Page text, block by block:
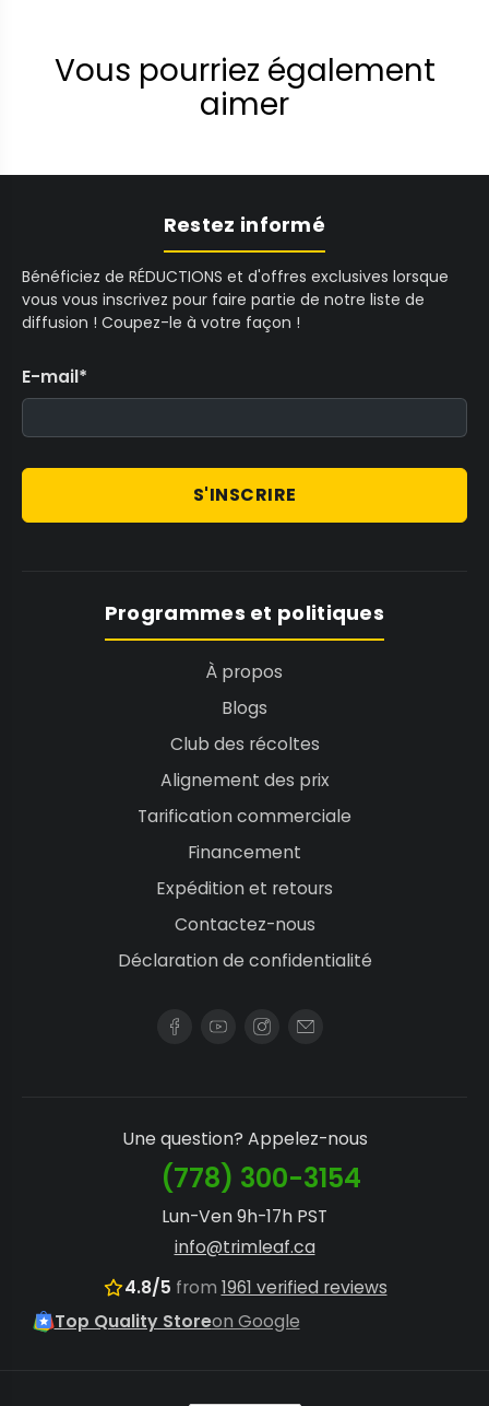
Vous pourriez également
aimer
Restez informé
Bénéficiez de RÉDUCTIONS et d'offres exclusives lorsque
vous vous inscrivez pour faire partie de notre liste de
diffusion ! Coupez-le à votre façon !
E-mail*
S'INSCRIRE
Programmes et politiques
À propos
Blogs
Club des récoltes
Alignement des prix
Tarification commerciale
Financement
Expédition et retours
Contactez-nous
Déclaration de confidentialité
Une question? Appelez-nous
(778) 300-3154
Lun-Ven 9h-17h PST
info@trimleaf.ca
4.8/5 from 1961 verified reviews
Top Quality Storeon Google